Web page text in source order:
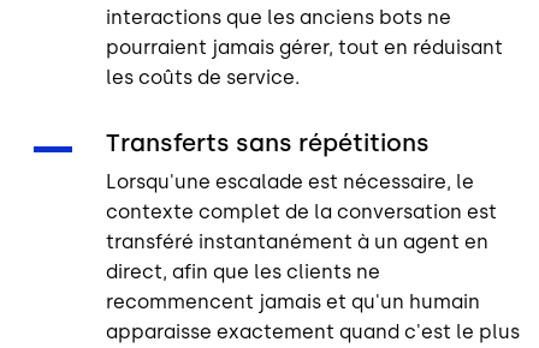
interactions que les anciens bots ne
pourraient jamais gérer, tout en réduisant
les coûts de service.
Transferts sans répétitions
Lorsqu'une escalade est nécessaire, le
contexte complet de la conversation est
transféré instantanément à un agent en
direct, afin que les clients ne
recommencent jamais et qu'un humain
apparaisse exactement quand c'est le plus